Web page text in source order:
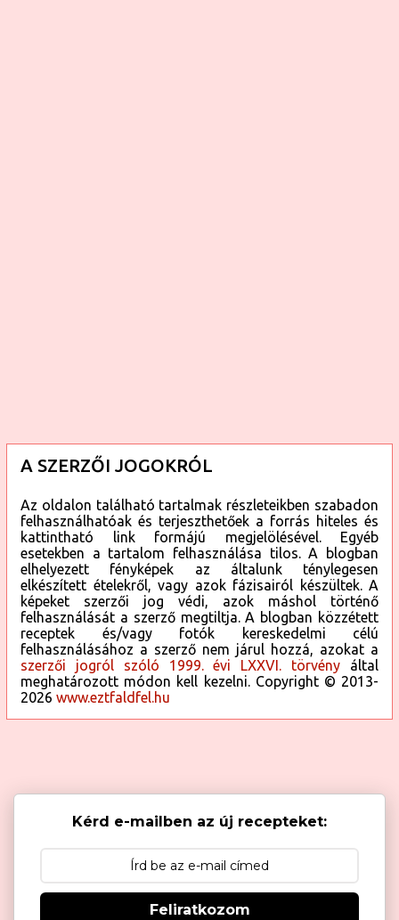
A SZERZŐI JOGOKRÓL
Az oldalon található tartalmak részleteikben szabadon
felhasználhatóak és terjeszthetőek a forrás hiteles és
kattintható link formájú megjelölésével. Egyéb
esetekben a tartalom felhasználása tilos. A blogban
elhelyezett fényképek az általunk ténylegesen
elkészített ételekről, vagy azok fázisairól készültek. A
képeket szerzői jog védi, azok máshol történő
felhasználását a szerző megtiltja. A blogban közzétett
receptek és/vagy fotók kereskedelmi célú
felhasználásához a szerző nem járul hozzá, azokat a
szerzői jogról szóló 1999. évi LXXVI. törvény által
meghatározott módon kell kezelni. Copyright © 2013-
2026 www.eztfaldfel.hu
Kérd e-mailben az új recepteket:
Feliratkozom